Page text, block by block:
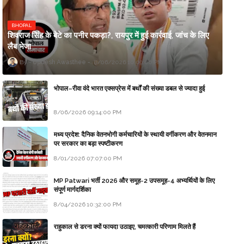
BHOPAL
शिवराज सिंह के बेटे का पनीर पकड़ा?, रायपुर में हुई कार्रवाई, जांच के लिए
लैब भेजा
Updesh Awasthee 8/06/2026 10:09:00 PM
भोपाल–रीवा वंदे भारत एक्सप्रेस में बर्थों की संख्या डबल से ज्यादा हुई
8/06/2026 09:14:00 PM
मध्य प्रदेश: दैनिक वेतनभोगी कर्मचारियों के स्थायी वर्गीकरण और वेतनमान
पर सरकार का बड़ा स्पष्टीकरण
8/01/2026 07:07:00 PM
MP Patwari भर्ती 2026 और समूह-2 उपसमूह-4 अभ्यर्थियों के लिए
संपूर्ण मार्गदर्शिका
8/04/2026 10:32:00 PM
राहुकाल से डरना क्यों फायदा उठाइए, चमत्कारी परिणाम मिलते हैं